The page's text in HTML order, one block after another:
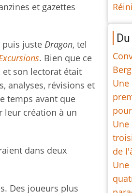
et gazettes
puis juste Dragon, tel
. Bien que ce
et son lectorat était
analyses, révisions et
temps avant que
leur création à un
dans deux
Des joueurs plus
de